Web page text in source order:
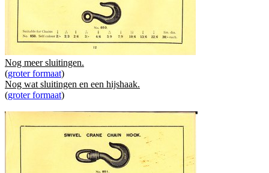
Nog meer sluitingen.
(groter formaat)
Nog wat sluitingen en een hijshaak.
(groter formaat)